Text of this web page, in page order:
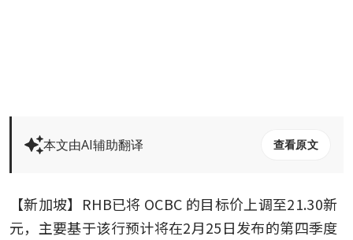
本文由AI辅助翻译 查看原文
【新加坡】RHB已将 OCBC 的目标价上调至21.30新
元，主要基于该行预计将在2月25日发布的第四季度